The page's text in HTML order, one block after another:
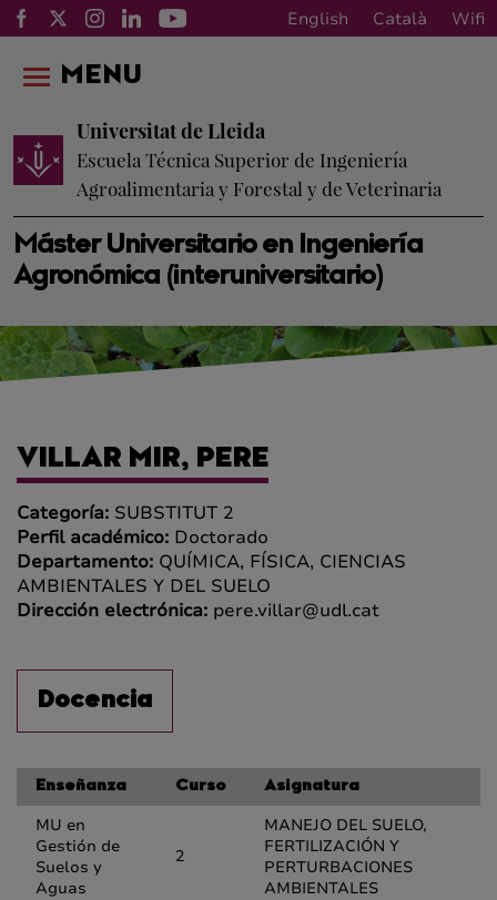
English Català Wifi
Máster Universitario en Ingeniería
Agronómica (interuniversitario)
Universitat de Lleida
Escuela Técnica Superior de Ingeniería
Agroalimentaria y Forestal y de Veterinaria
MENU
VILLAR MIR, PERE
Categoría: SUBSTITUT 2
Perfil académico: Doctorado
Departamento: QUÍMICA, FÍSICA, CIENCIAS
AMBIENTALES Y DEL SUELO
Dirección electrónica: pere.villar@udl.cat
Docencia
Enseñanza Curso Asignatura
MU en
Gestión de
Suelos y
Aguas
2
MANEJO DEL SUELO,
FERTILIZACIÓN Y
PERTURBACIONES
AMBIENTALES